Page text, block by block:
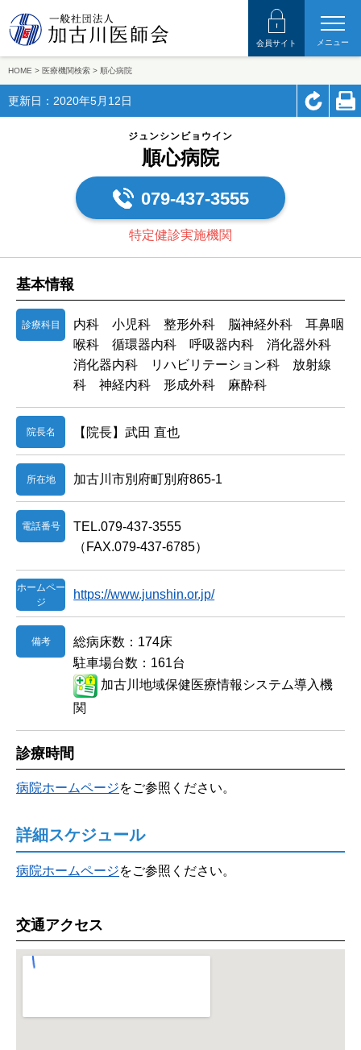
会員サイト メニュー
HOME > 医療機関検索 > 順心病院
更新日：2020年5月12日
ジュンシンビョウイン
順心病院
079-437-3555
特定健診実施機関
基本情報
診療科目
内科 小児科 整形外科 脳神経外科 耳鼻咽
喉科 循環器内科 呼吸器内科 消化器外科
消化器内科 リハビリテーション科 放射線
科 神経内科 形成外科 麻酔科
院長名 【院長】武田 直也
所在地 加古川市別府町別府865-1
電話番号
TEL.079-437-3555
（FAX.079-437-6785）
ホームペー
ジ
https://www.junshin.or.jp/
備考
総病床数：174床
駐車場台数：161台
加古川地域保健医療情報システム導入機
関
診療時間
病院ホームページをご参照ください。
詳細スケジュール
病院ホームページをご参照ください。
交通アクセス